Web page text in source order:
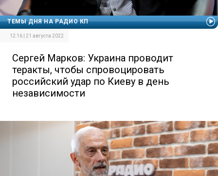
ТЕМЫ ДНЯ НА РАДИО КП
12:16 | 21 августа 2022
Сергей Марков: Украина проводит
теракты, чтобы спровоцировать
российский удар по Киеву в день
независимости